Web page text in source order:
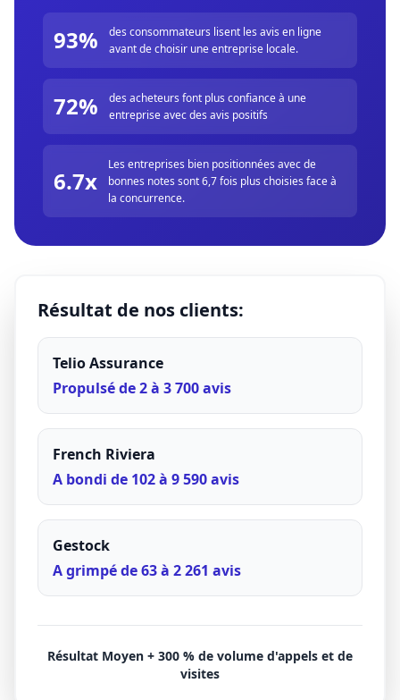
93%
des consommateurs lisent les avis en ligne
avant de choisir une entreprise locale.
72%
des acheteurs font plus confiance à une
entreprise avec des avis positifs
6.7x
Les entreprises bien positionnées avec de
bonnes notes sont 6,7 fois plus choisies face à
la concurrence.
Résultat de nos clients:
Telio Assurance
Propulsé de 2 à 3 700 avis
French Riviera
A bondi de 102 à 9 590 avis
Gestock
A grimpé de 63 à 2 261 avis
Résultat Moyen + 300 % de volume d'appels et de
visites